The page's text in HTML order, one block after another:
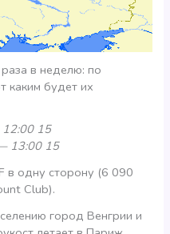
в неделю: по
каким будет их
15
13:00 15
в одну сторону (6 090
Club).
город Венгрии и